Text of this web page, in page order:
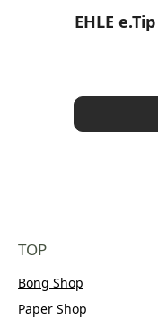
EHLE
TOP
Bong Shop
Paper Shop